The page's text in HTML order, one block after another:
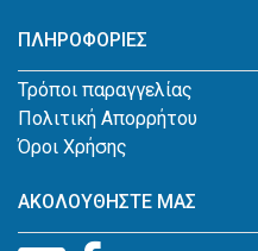
ΠΛΗΡΟΦΟΡΙΕΣ
Τρόποι παραγγελίας
Πολιτική Απορρήτου
Όροι Χρήσης
ΑΚΟΛΟΥΘΗΣΤΕ ΜΑΣ